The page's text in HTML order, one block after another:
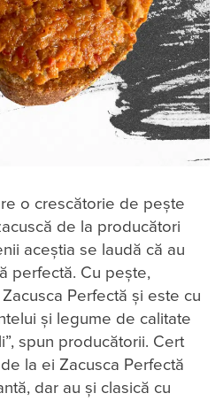
o crescătorie de pește
de la producători
aceștia se laudă că au
perfectă. Cu pește,
Perfectă și este cu
și legume de calitate
spun producătorii. Cert
la ei Zacusca Perfectă
dar au și clasică cu